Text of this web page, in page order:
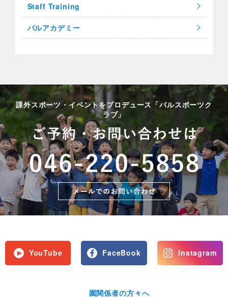
Staff Training
パルアカデミー
課外スポーツ・イベントをプロデュース「パルスポーツク
ラブ」
YouTube FaceBook Instagram
園関係者の方々へ